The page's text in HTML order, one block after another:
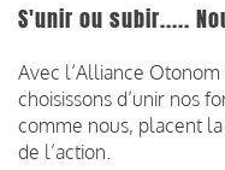
S'unir ou subir.....
Avec l’Alliance
choisissons d’unir nos
comme nous, placent
de l’action.